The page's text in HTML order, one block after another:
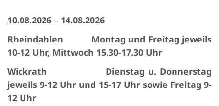
10.08.2026 – 14.08.2026
Rheindahlen Montag und Freitag jeweils
10-12 Uhr, Mittwoch 15.30-17.30 Uhr
Wickrath Dienstag u. Donnerstag
jeweils 9-12 Uhr und 15-17 Uhr sowie Freitag 9-
12 Uhr